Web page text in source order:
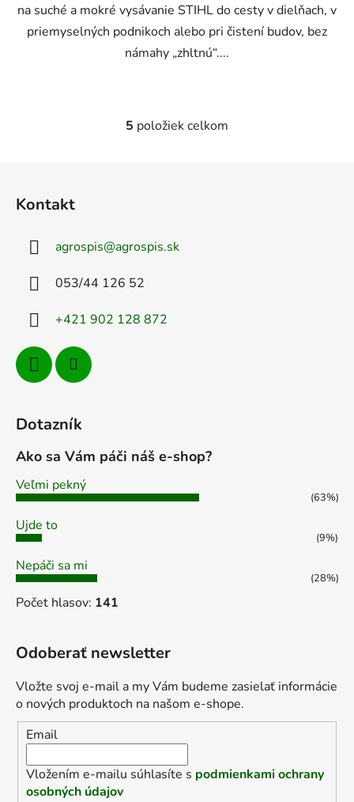
na suché a mokré vysávanie STIHL do cesty v dielňach, v
priemyselných podnikoch alebo pri čistení budov, bez
námahy „zhltnú“....
O
i
s
u
5 položiek celkom
Kontakt
agrospis@agrospis.sk
053/44 126 52
+421 902 128 872
Dotazník
Ako sa Vám páči náš e-shop?
Veľmi pekný
(63%)
Ujde to
(9%)
Nepáči sa mi
(28%)
Počet hlasov: 141
Odoberať newsletter
Vložte svoj e-mail a my Vám budeme zasielať informácie
o nových produktoch na našom e-shope.
Email
Vložením e-mailu súhlasíte s podmienkami ochrany
osobných údajov